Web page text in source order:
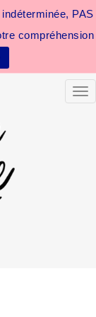
PAS
compréhension